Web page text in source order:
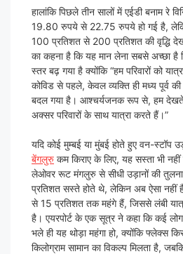
हालांकि पिछले तीन सालों में एईडी बनाम रे
19.80 रुपये से 22.75 रुपये हो गई है,
100 प्रतिशत से 200 प्रतिशत की वृद्धि
का कहना है कि यह मान लेना सबसे अच्छा है
स्तर बढ़ गया है क्योंकि “हम परिवारों को
कोविड से पहले, केवल व्यक्ति ही मध्य पूर्व
बदल गया है। आश्चर्यजनक रूप से, हम देखते
अक्सर परिवारों के साथ यात्रा करते हैं।”
यदि कोई मुम्बई या मुंबई होते हुए वन-स्टॉप
बेंगलुरु कम किराए के लिए, यह सस्ता भी
लेओवर रूट मंगलुरु से सीधी उड़ानों की
प्रतिशत सस्ते होते थे, लेकिन अब ऐसा
से 15 प्रतिशत तक महंगे हैं, जिससे लंबी
है। एयरपोर्ट के एक सूत्र ने कहा कि कई
भले ही यह थोड़ा महंगा हो, क्योंकि फ्लेक्स
किलोग्राम सामान का विकल्प मिलता है,